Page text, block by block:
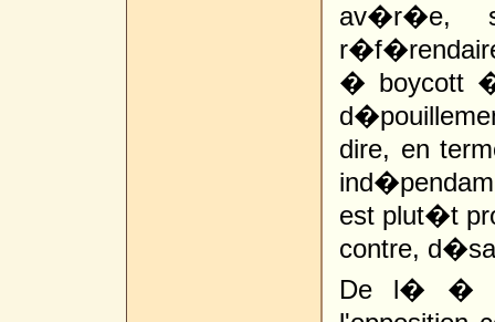
av�r�e,
� boycott
dire, en
est plut�t
contre,
De l� �